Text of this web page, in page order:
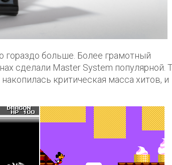
гораздо больше. Более грамотный
сделали Master System популярной.
критическая масса хитов, и